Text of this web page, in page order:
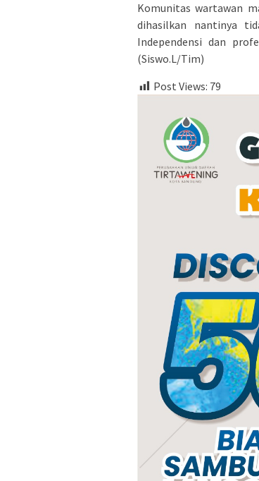
Komunitas wartawan
dihasilkan nantinya
Independensi dan
(Siswo.L/Tim)
Post Views: 79